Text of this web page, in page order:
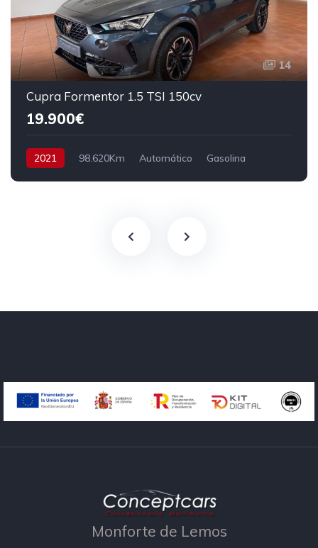
14
Cupra Formentor 1.5 TSI 150cv
19.900€
2021 98.620Km Automático
Gasolina
Monforte de Lemos